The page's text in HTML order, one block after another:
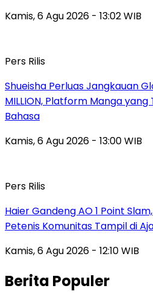
Kamis, 6 Agu 2026 - 13:02 WIB
Pers Rilis
Shueisha Perluas Jangkauan
MILLION, Platform Manga
Bahasa
Kamis, 6 Agu 2026 - 13:00 WIB
Pers Rilis
Haier Gandeng AO 1 Point
Petenis Komunitas Tampil di
Kamis, 6 Agu 2026 - 12:10 WIB
Berita Populer